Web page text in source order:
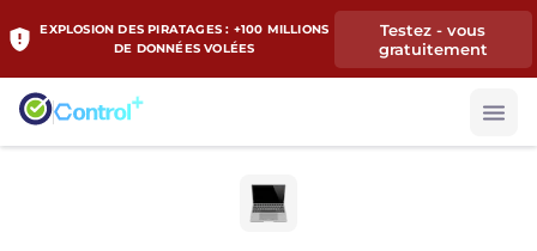
EXPLOSION DES PIRATAGES : +100 MILLIONS
DE DONNÉES VOLÉES
Testez - vous
gratuitement